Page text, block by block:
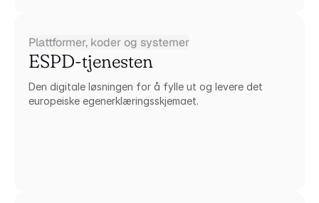
Plattformer, koder og systemer
ESPD-tjenesten
Den digitale løsningen for å fylle ut og levere det
europeiske egenerklæringsskjemaet.